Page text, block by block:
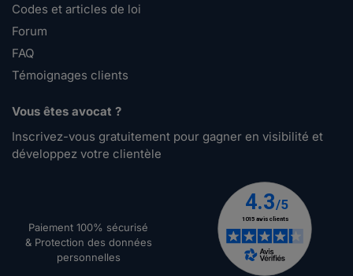
Codes et articles de loi
Forum
FAQ
Témoignages clients
Vous êtes avocat ?
Inscrivez-vous gratuitement pour gagner en visibilité et
développez votre clientèle
Paiement 100% sécurisé
& Protection des données
personnelles